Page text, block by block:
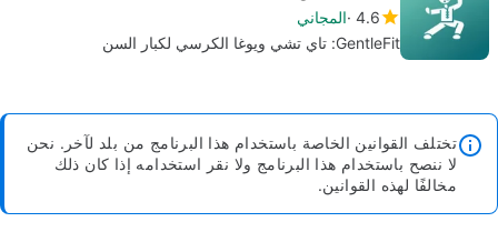
4.6 المجاني
GentleFit: تاي تشي ويوغا الكرسي لكبار السن
تختلف القوانين الخاصة باستخدام هذا البرنامج من بلد لآخر. نحن
لا ننصح باستخدام هذا البرنامج ولا نقر استخدامه إذا كان ذلك
مخالفًا لهذه القوانين.